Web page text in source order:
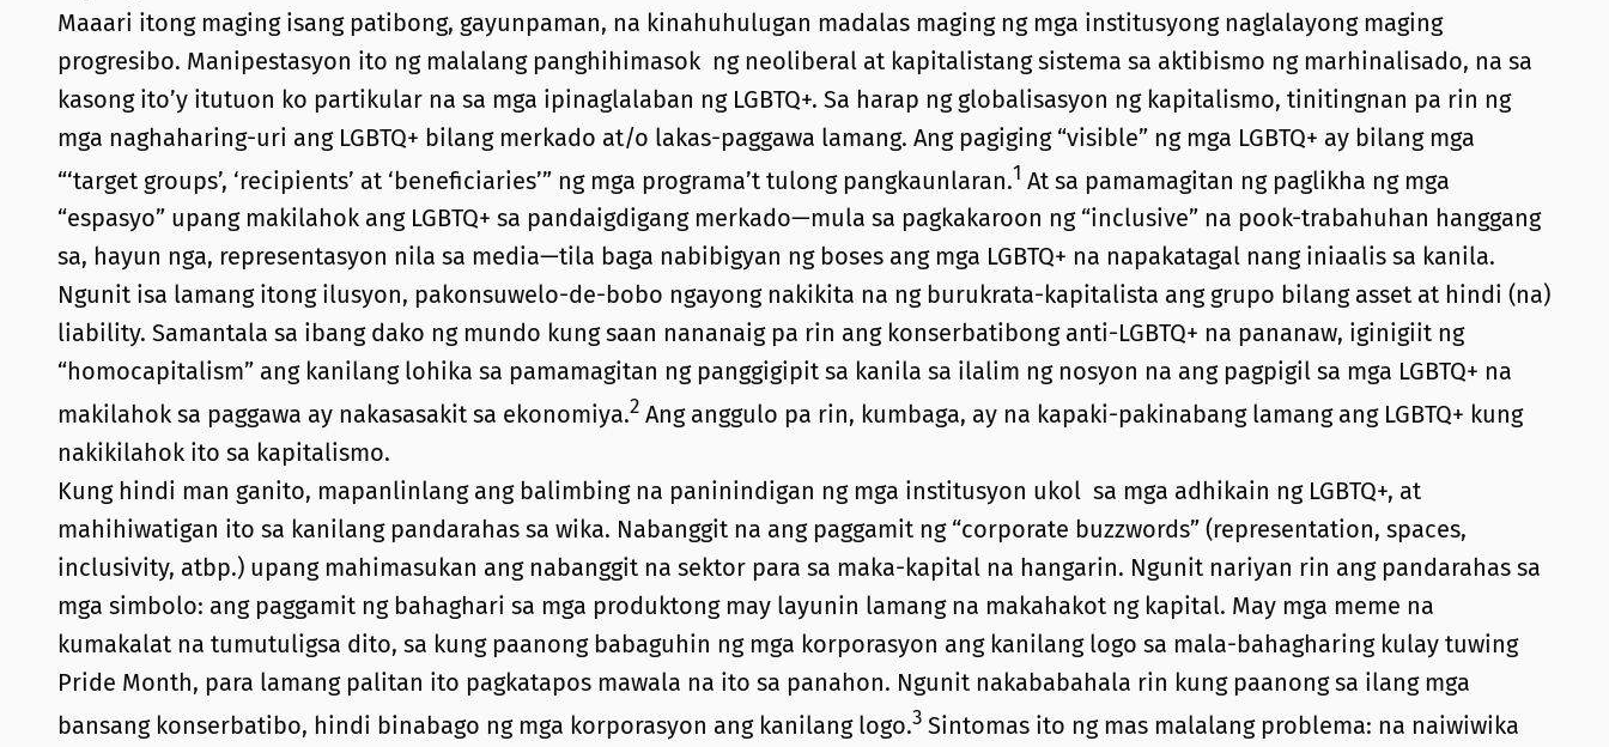
Maaari itong maging isang patibong, gayunpaman, na kinahuhulugan madalas maging ng mga institusyong naglalayong maging
progresibo. Manipestasyon ito ng malalang panghihimasok ng neoliberal at kapitalistang sistema sa aktibismo ng marhinalisado, na sa
kasong ito’y itutuon ko partikular na sa mga ipinaglalaban ng LGBTQ+. Sa harap ng globalisasyon ng kapitalismo, tinitingnan pa rin ng
mga naghaharing-uri ang LGBTQ+ bilang merkado at/o lakas-paggawa lamang. Ang pagiging “visible” ng mga LGBTQ+ ay bilang mga
“‘target groups’, ‘recipients’ at ‘beneficiaries’” ng mga programa’t tulong pangkaunlaran.1 At sa pamamagitan ng paglikha ng mga
“espasyo” upang makilahok ang LGBTQ+ sa pandaigdigang merkado—mula sa pagkakaroon ng “inclusive” na pook-trabahuhan hanggang
sa, hayun nga, representasyon nila sa media—tila baga nabibigyan ng boses ang mga LGBTQ+ na napakatagal nang iniaalis sa kanila.
Ngunit isa lamang itong ilusyon, pakonsuwelo-de-bobo ngayong nakikita na ng burukrata-kapitalista ang grupo bilang asset at hindi (na)
liability. Samantala sa ibang dako ng mundo kung saan nananaig pa rin ang konserbatibong anti-LGBTQ+ na pananaw, iginigiit ng
“homocapitalism” ang kanilang lohika sa pamamagitan ng panggigipit sa kanila sa ilalim ng nosyon na ang pagpigil sa mga LGBTQ+ na
makilahok sa paggawa ay nakasasakit sa ekonomiya.2 Ang anggulo pa rin, kumbaga, ay na kapaki-pakinabang lamang ang LGBTQ+ kung
nakikilahok ito sa kapitalismo.
Kung hindi man ganito, mapanlinlang ang balimbing na paninindigan ng mga institusyon ukol sa mga adhikain ng LGBTQ+, at
mahihiwatigan ito sa kanilang pandarahas sa wika. Nabanggit na ang paggamit ng “corporate buzzwords” (representation, spaces,
inclusivity, atbp.) upang mahimasukan ang nabanggit na sektor para sa maka-kapital na hangarin. Ngunit nariyan rin ang pandarahas sa
mga simbolo: ang paggamit ng bahaghari sa mga produktong may layunin lamang na makahakot ng kapital. May mga meme na
kumakalat na tumutuligsa dito, sa kung paanong babaguhin ng mga korporasyon ang kanilang logo sa mala-bahagharing kulay tuwing
Pride Month, para lamang palitan ito pagkatapos mawala na ito sa panahon. Ngunit nakababahala rin kung paanong sa ilang mga
bansang konserbatibo, hindi binabago ng mga korporasyon ang kanilang logo.3 Sintomas ito ng mas malalang problema: na naiwiwika